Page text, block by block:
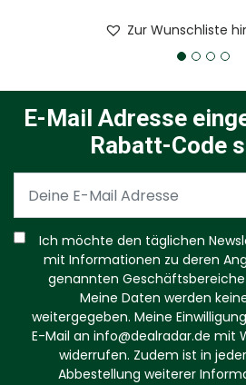
Zur Wunschliste
E-Mail Adresse
Rabatt-Code
Ich möchte den täglichen
mit Informationen zu deren
genannten
Meine Daten werden
weitergegeben. Meine
E-Mail an info@dealradar.de mit
widerrufen. Zudem ist in
Abbestellung weiterer